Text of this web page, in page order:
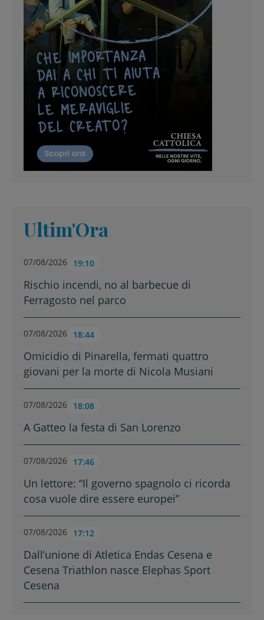
Ultim'Ora
07/08/2026 19:10
Rischio incendi, no al barbecue di
Ferragosto nel parco
07/08/2026 18:44
Omicidio di Pinarella, fermati quattro
giovani per la morte di Nicola Musiani
07/08/2026 18:08
A Gatteo la festa di San Lorenzo
07/08/2026 17:46
Un lettore: “Il governo spagnolo ci ricorda
cosa vuole dire essere europei”
07/08/2026 17:12
Dall’unione di Atletica Endas Cesena e
Cesena Triathlon nasce Elephas Sport
Cesena